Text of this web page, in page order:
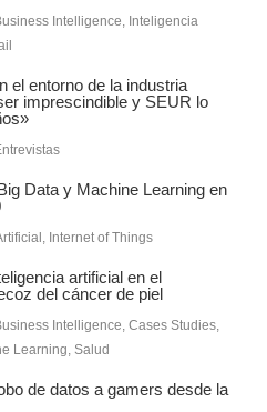
Intelligence, Inteligencia
el entorno de la industria
imprescindible y SEUR lo
Data y Machine Learning en
, Internet of Things
artificial en el
del cáncer de piel
Intelligence, Cases Studies,
Learning, Salud
de datos a gamers desde la